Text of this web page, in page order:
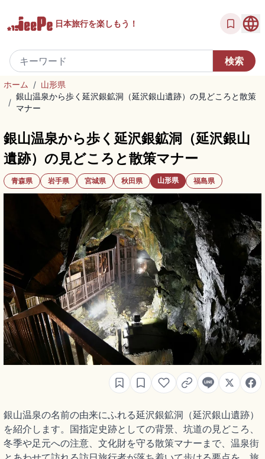
日本旅行を楽しもう！
ホーム / 山形県
/
銀山温泉から歩く延沢銀鉱洞（延沢銀山遺跡）の見どころと散策
マナー
銀山温泉から歩く延沢銀鉱洞（延沢銀山
遺跡）の見どころと散策マナー
青森県 岩手県 宮城県 秋田県 山形県 福島県
銀山温泉の名前の由来にふれる延沢銀鉱洞（延沢銀山遺跡）
を紹介します。国指定史跡としての背景、坑道の見どころ、
冬季や足元への注意、文化財を守る散策マナーまで、温泉街